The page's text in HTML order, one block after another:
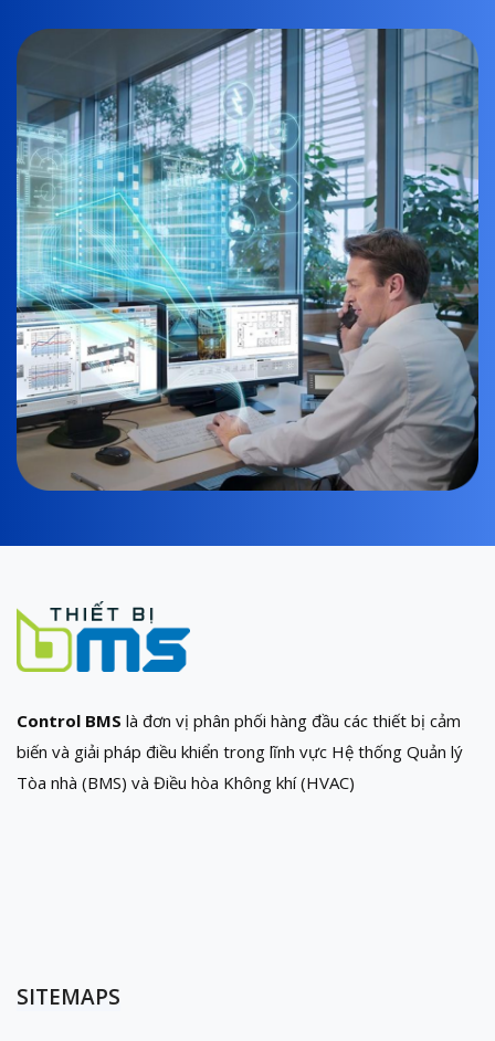
Control BMS là đơn vị phân phối hàng đầu các thiết bị cảm
biến và giải pháp điều khiển trong lĩnh vực Hệ thống Quản lý
Tòa nhà (BMS) và Điều hòa Không khí (HVAC)
SITEMAPS